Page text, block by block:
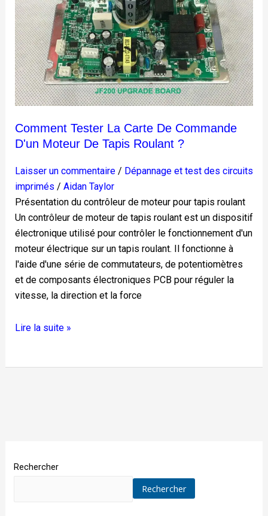
Comment Tester La Carte De Commande
D'un Moteur De Tapis Roulant ?
Laisser un commentaire / Dépannage et test des circuits
imprimés / Aidan Taylor
Présentation du contrôleur de moteur pour tapis roulant
Un contrôleur de moteur de tapis roulant est un dispositif
électronique utilisé pour contrôler le fonctionnement d'un
moteur électrique sur un tapis roulant. Il fonctionne à
l'aide d'une série de commutateurs, de potentiomètres
et de composants électroniques PCB pour réguler la
vitesse, la direction et la force
de
commande
d'un
moteur
de
tapis
roulant
Lire la suite »
Rechercher
Rechercher